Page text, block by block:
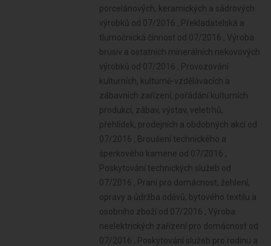
porcelánových, keramických a sádrových
výrobků od 07/2016 , Překladatelská a
tlumočnická činnost od 07/2016 , Výroba
brusiv a ostatních minerálních nekovových
výrobků od 07/2016 , Provozování
kulturních, kulturně-vzdělávacích a
zábavních zařízení, pořádání kulturních
produkcí, zábav, výstav, veletrhů,
přehlídek, prodejních a obdobných akcí od
07/2016 , Broušení technického a
šperkového kamene od 07/2016 ,
Poskytování technických služeb od
07/2016 , Praní pro domácnost, žehlení,
opravy a údržba oděvů, bytového textilu a
osobního zboží od 07/2016 , Výroba
neelektrických zařízení pro domácnost od
07/2016 , Poskytování služeb pro rodinu a